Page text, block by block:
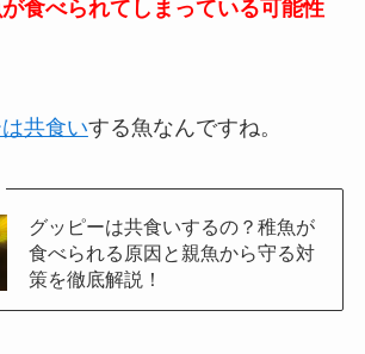
食べられてしまっている可能性
共食いする魚なんですね。
グッピーは共食いするの？稚魚が
食べられる原因と親魚から守る対
策を徹底解説！